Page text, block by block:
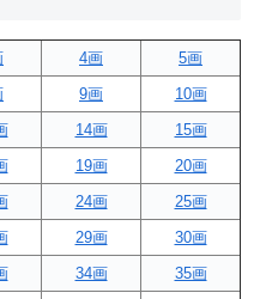
4画
5画
9画
10画
14画
15画
19画
20画
24画
25画
29画
30画
34画
35画